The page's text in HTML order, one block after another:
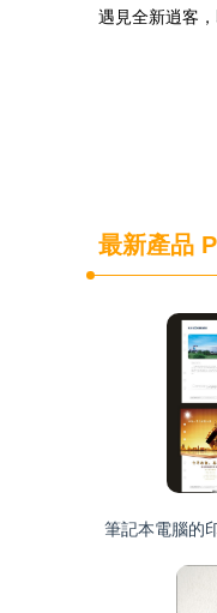
遇見全新逍客
最新產品